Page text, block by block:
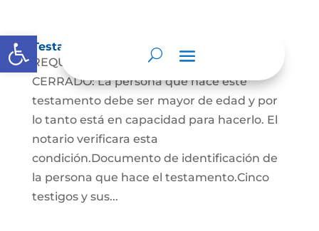
Abrir barra de herramientas
Testamento Cerrado
REQUISITOS PARA EL TESTAMENTO
CERRADO: La persona que hace este
testamento debe ser mayor de edad y por
lo tanto está en capacidad para hacerlo. El
notario verificara esta
condición.Documento de identificación de
la persona que hace el testamento.Cinco
testigos y sus...